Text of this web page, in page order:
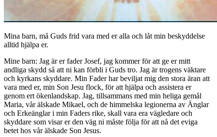
Mina barn, må Guds frid vara med er alla och låt min beskyddelse
alltid hjälpa er.
Mine barn: Jag är er fader Josef, jag kommer för att ge er mitt
andliga skydd så att ni kan förbli i Guds tro. Jag är trogens väktare
och kyrkans skyddare. Min Fader har beviljat mig den stora äran att
vara med er, min Son Jesu flock, för att hjälpa och assistera er
genom ert ökenlandskap. Jag, tillsammans med min heliga gemål
Maria, vår älskade Mikael, och de himmelska legionerna av Änglar
och Erkeänglar i min Faders rike, skall vara era vägledare och
skyddare som visar er den väg ni måste följa för att nå det eviga
betet hos vår älskade Son Jesus.